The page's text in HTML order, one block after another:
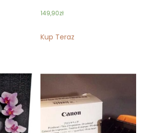
149,90zł
Kup Teraz